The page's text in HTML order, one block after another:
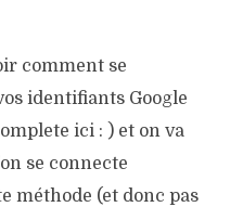
comment se
identifiants Google
ici : ) et on va
se connecte
méthode (et donc pas